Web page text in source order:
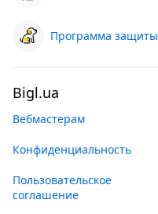
Программа защиты
Bigl.ua
Вебмастерам
Конфиденциальность
Пользовательское
соглашение